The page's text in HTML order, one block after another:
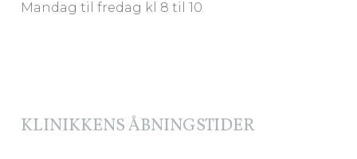
Mandag til fredag kl 8 til 10
KLINIKKENS ÅBNINGSTIDER